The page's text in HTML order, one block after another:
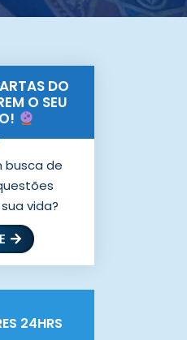
DO
O SEU
busca de
vida?
24HRS